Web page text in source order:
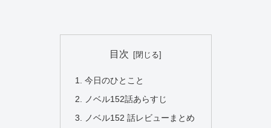
目次
今日のひとこと
ノベル152話あらすじ
ノベル152 話レビューまとめ